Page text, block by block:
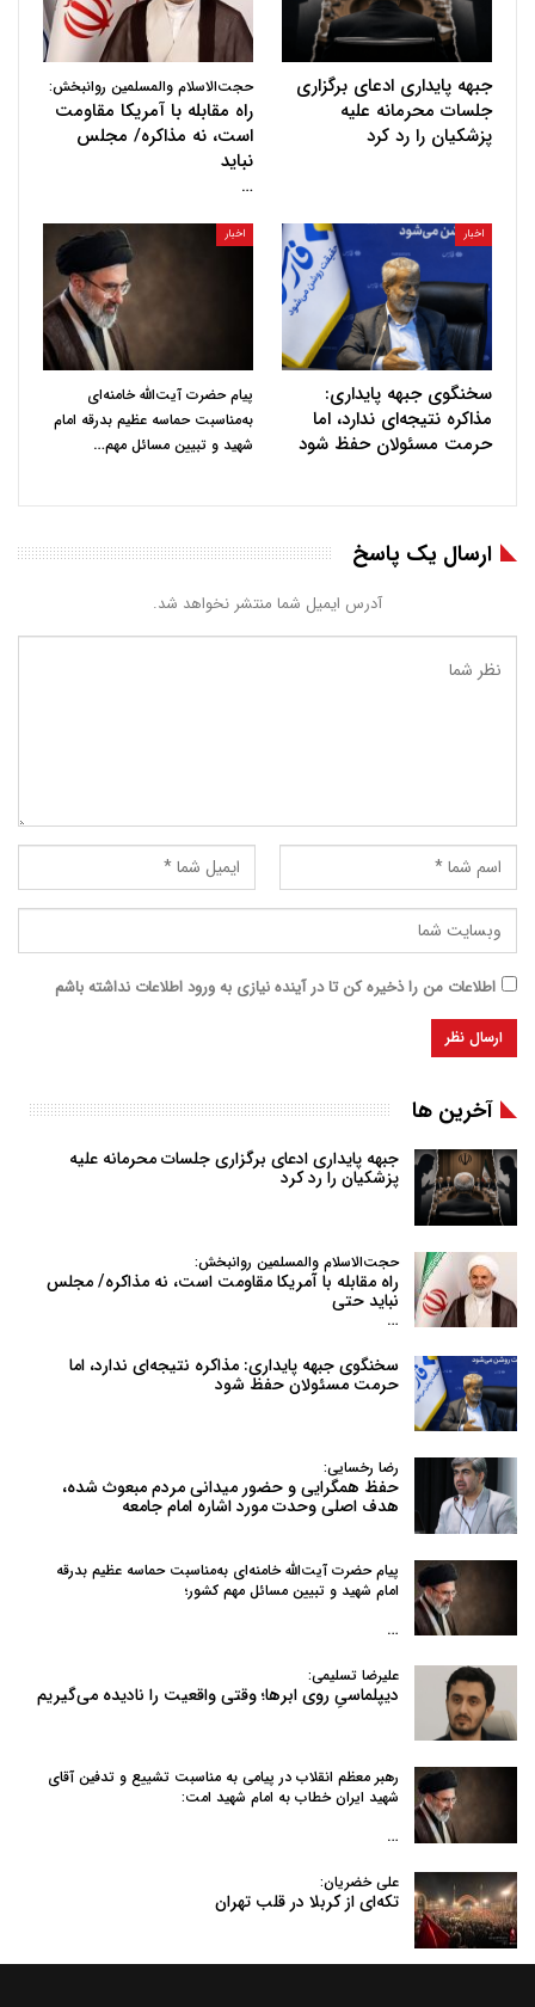
جبهه پایداری ادعای برگزاری
جلسات محرمانه علیه
پزشکیان را رد کرد
حجت‌الاسلام والمسلمین روانبخش:
راه مقابله با آمریکا مقاومت
است، نه مذاکره/ مجلس
نباید
…
اخبار
سخنگوی جبهه پایداری:
مذاکره نتیجه‌ای ندارد، اما
حرمت مسئولان حفظ شود
اخبار
پیام حضرت آیت‌الله خامنه‌ای
به‌مناسبت حماسه عظیم بدرقه امام
شهید و تبیین مسائل مهم…
ارسال یک پاسخ
آدرس ایمیل شما منتشر نخواهد شد.
اطلاعات من را ذخیره کن تا در آینده نیازی به ورود اطلاعات نداشته باشم
آخرین ها
جبهه پایداری ادعای برگزاری جلسات محرمانه علیه
پزشکیان را رد کرد
حجت‌الاسلام والمسلمین روانبخش:
راه مقابله با آمریکا مقاومت است، نه مذاکره/ مجلس
نباید حتی
…
سخنگوی جبهه پایداری: مذاکره نتیجه‌ای ندارد، اما
حرمت مسئولان حفظ شود
رضا رخسایی:
حفظ همگرایی و حضور میدانی مردم مبعوث شده،
هدف اصلی وحدت مورد اشاره امام جامعه
پیام حضرت آیت‌الله خامنه‌ای به‌مناسبت حماسه عظیم بدرقه
امام شهید و تبیین مسائل مهم کشور؛
…
علیرضا تسلیمی:
دیپلماسیِ روی ابرها؛ وقتی واقعیت را نادیده می‌گیریم
رهبر معظم انقلاب در پیامی به‌ مناسبت تشییع و تدفین آقای
شهید ایران خطاب به امام شهید امت:
…
علی خضریان:
تکه‌ای از کربلا در قلب تهران